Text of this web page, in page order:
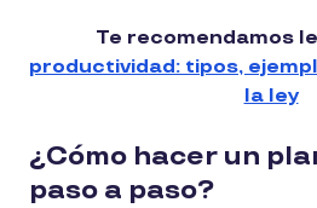
Te recomendamos
productividad: tipos,
la ley
¿Cómo hacer un
paso a paso?